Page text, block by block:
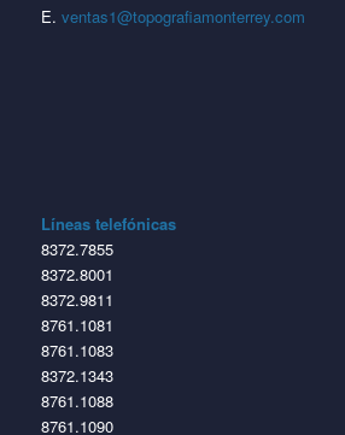
E. ventas1@topografiamonterrey.com
Líneas telefónicas
8372.7855
8372.8001
8372.9811
8761.1081
8761.1083
8372.1343
8761.1088
8761.1090